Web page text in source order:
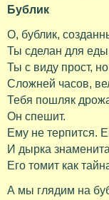
Бублик
О, бублик,
Ты сделан для
Ты с виду прост,
Сложней часов,
Тебя пошляк
Он спешит.
Ему не терпится.
И дырка
Его томит как
А мы глядим на